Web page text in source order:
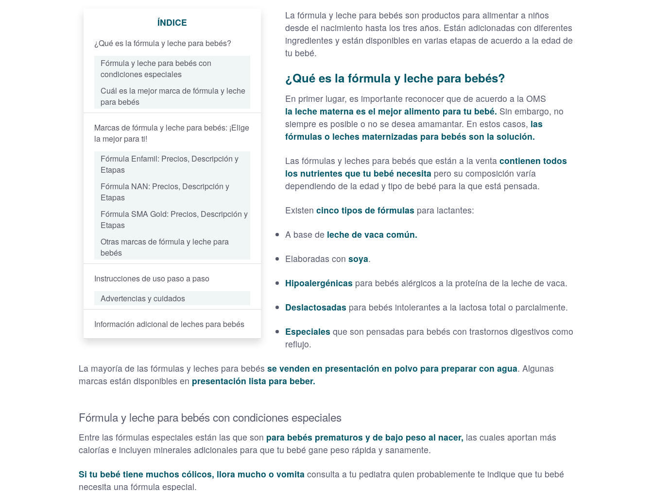
ÍNDICE
¿Qué es la fórmula y leche para bebés?
Fórmula y leche para bebés con
condiciones especiales
Cuál es la mejor marca de fórmula y leche
para bebés
Marcas de fórmula y leche para bebés: ¡Elige
la mejor para ti!
Fórmula Enfamil: Precios, Descripción y
Etapas
Fórmula NAN: Precios, Descripción y
Etapas
Fórmula SMA Gold: Precios, Descripción y
Etapas
Otras marcas de fórmula y leche para
bebés
Instrucciones de uso paso a paso
Advertencias y cuidados
Información adicional de leches para bebés
La fórmula y leche para bebés son productos para alimentar a niños
desde el nacimiento hasta los tres años. Están adicionadas con diferentes
ingredientes y están disponibles en varias etapas de acuerdo a la edad de
tu bebé.
¿Qué es la fórmula y leche para bebés?
En primer lugar, es importante reconocer que de acuerdo a la OMS
la leche materna es el mejor alimento para tu bebé. Sin embargo, no
siempre es posible o no se desea amamantar. En estos casos, las
fórmulas o leches maternizadas para bebés son la solución.
Las fórmulas y leches para bebés que están a la venta contienen todos
los nutrientes que tu bebé necesita pero su composición varía
dependiendo de la edad y tipo de bebé para la que está pensada.
Existen cinco tipos de fórmulas para lactantes:
A base de leche de vaca común.
Elaboradas con soya.
Hipoalergénicas para bebés alérgicos a la proteína de la leche de vaca.
Deslactosadas para bebés intolerantes a la lactosa total o parcialmente.
Especiales que son pensadas para bebés con trastornos digestivos como
reflujo.
La mayoría de las fórmulas y leches para bebés se venden en presentación en polvo para preparar con agua. Algunas
marcas están disponibles en presentación lista para beber.
Fórmula y leche para bebés con condiciones especiales
Entre las fórmulas especiales están las que son para bebés prematuros y de bajo peso al nacer, las cuales aportan más
calorías e incluyen minerales adicionales para que tu bebé gane peso rápida y sanamente.
Si tu bebé tiene muchos cólicos, llora mucho o vomita consulta a tu pediatra quien probablemente te indique que tu bebé
necesita una fórmula especial.